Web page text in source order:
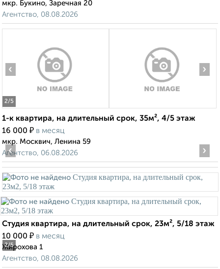
мкр. Букино, Заречная 20
Агентство, 08.08.2026
2/5
‹ ›
1-к квартира, на длительный срок, 35м², 4/5 этаж
16 000 ₽ в месяц
мкр. Москвич, Ленина 59
Агентство, 06.08.2026
2/5
‹ ›
Студия квартира, на длительный срок, 23м², 5/18 этаж
10 000 ₽ в месяц
Жирохова 1
Агентство, 08.08.2026